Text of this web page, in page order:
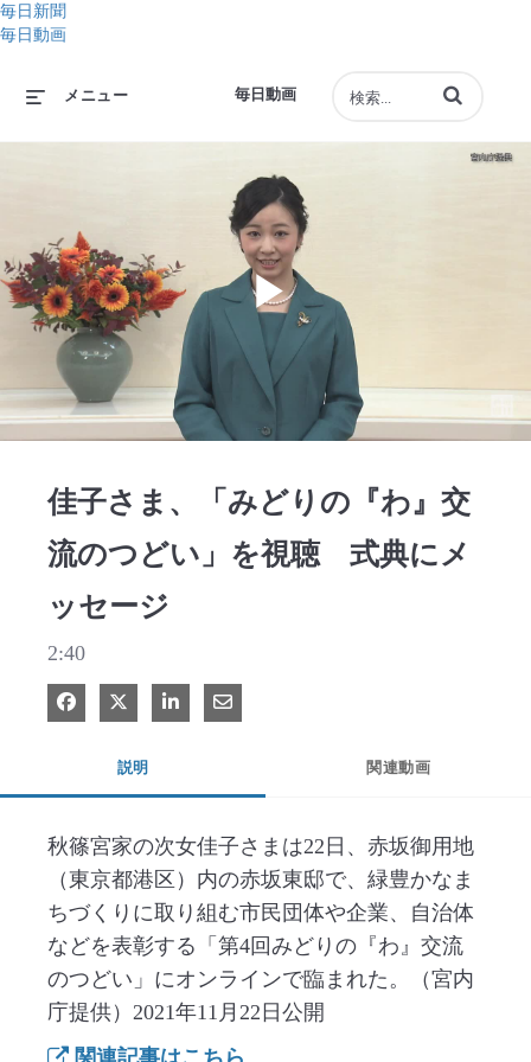
毎日新聞
毎日動画
毎日動画
メニュー 動画の検索語句
Play
佳子さま、「みどりの『わ』交
流のつどい」を視聴 式典にメ
ッセージ
2:40
Facebook で共有
Xで共有する
LinkedIn で共有
電子メールで共有
説明 関連動画
秋篠宮家の次女佳子さまは22日、赤坂御用地
（東京都港区）内の赤坂東邸で、緑豊かなま
ちづくりに取り組む市民団体や企業、自治体
などを表彰する「第4回みどりの『わ』交流
のつどい」にオンラインで臨まれた。（宮内
庁提供）2021年11月22日公開
関連記事はこちら